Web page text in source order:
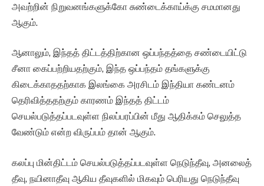
அவற்றின் நிறுவனங்களுக்கோ சுண்டைக்காய்க்கு சமமானது
ஆகும்.
ஆனாலும், இந்தத் திட்டத்திற்கான ஒப்பந்தத்தை சண்டையிட்டு
சீனா கைப்பற்றியதற்கும், இந்த ஒப்பந்தம் தங்களுக்கு
கிடைக்காததற்காக இலங்கை அரசிடம் இந்தியா கண்டனம்
தெரிவித்ததற்கும் காரணம் இந்தத் திட்டம்
செயல்படுத்தப்படவுள்ள நிலப்பரப்பின் மீது ஆதிக்கம் செலுத்த
வேண்டும் என்ற விருப்பம் தான் ஆகும்.
கலப்பு மின்திட்டம் செயல்படுத்தப்படவுள்ள நெடுந்தீவு, அனலைத்
தீவு, நயினாதீவு ஆகிய தீவுகளில் மிகவும் பெரியது நெடுந்தீவு